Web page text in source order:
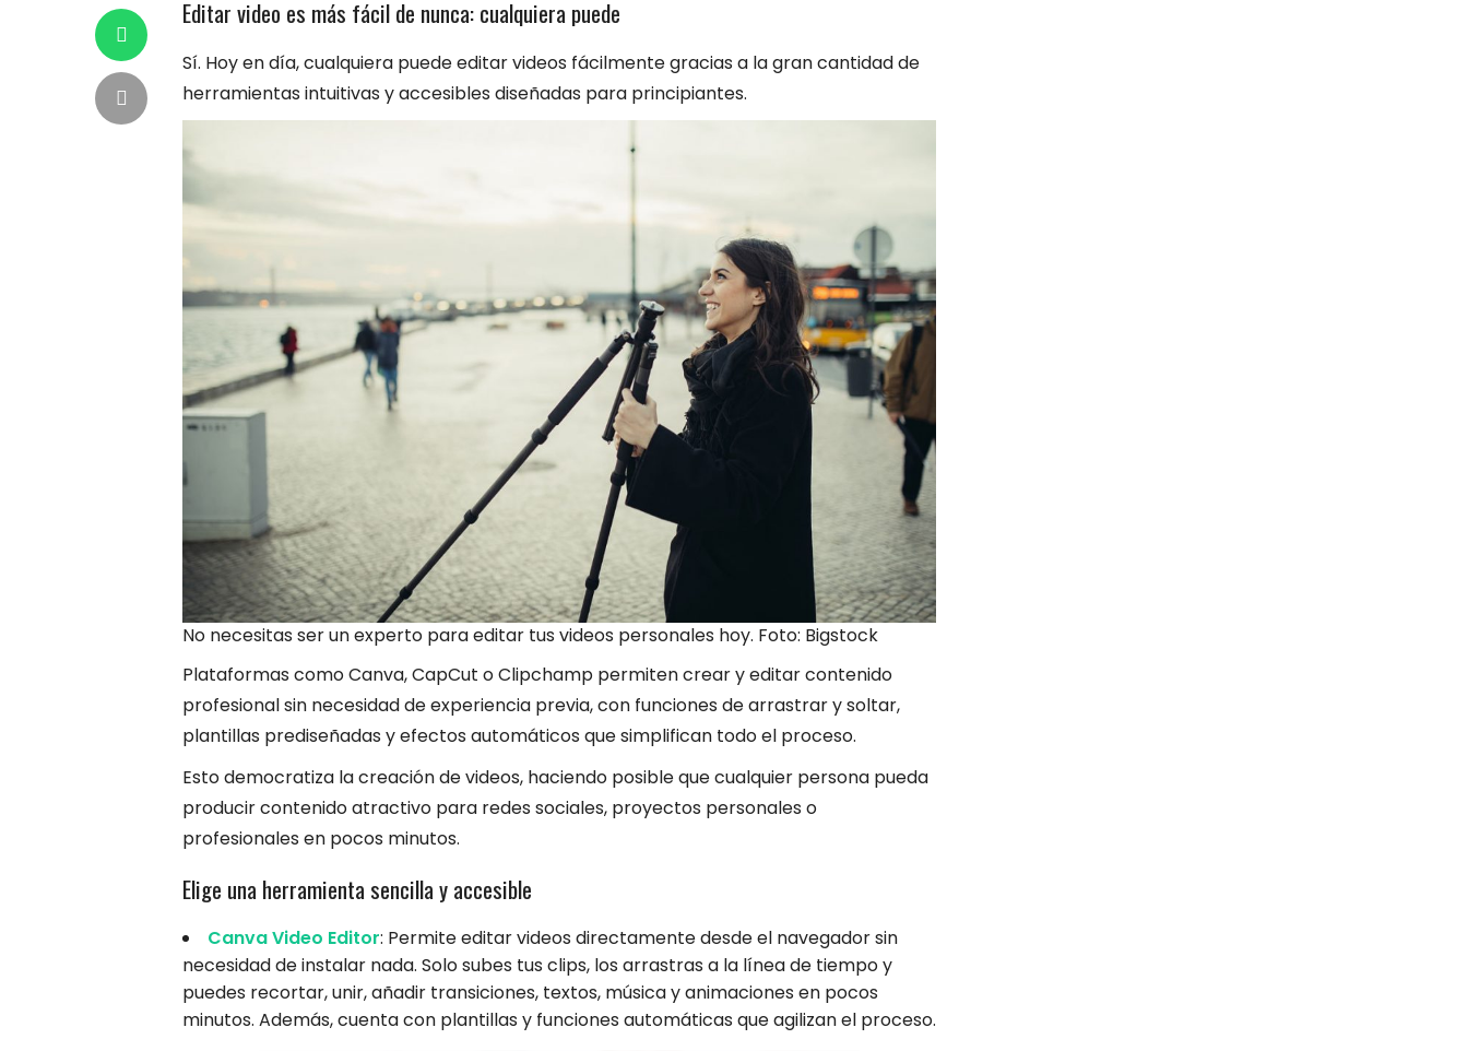
Editar video es más fácil de nunca: cualquiera puede
Sí. Hoy en día, cualquiera puede editar videos fácilmente gracias a la gran cantidad de
herramientas intuitivas y accesibles diseñadas para principiantes.
No necesitas ser un experto para editar tus videos personales hoy. Foto: Bigstock
Plataformas como Canva, CapCut o Clipchamp permiten crear y editar contenido
profesional sin necesidad de experiencia previa, con funciones de arrastrar y soltar,
plantillas prediseñadas y efectos automáticos que simplifican todo el proceso.
Esto democratiza la creación de videos, haciendo posible que cualquier persona pueda
producir contenido atractivo para redes sociales, proyectos personales o
profesionales en pocos minutos.
Elige una herramienta sencilla y accesible
Canva Video Editor: Permite editar videos directamente desde el navegador sin
necesidad de instalar nada. Solo subes tus clips, los arrastras a la línea de tiempo y
puedes recortar, unir, añadir transiciones, textos, música y animaciones en pocos
minutos. Además, cuenta con plantillas y funciones automáticas que agilizan el proceso.